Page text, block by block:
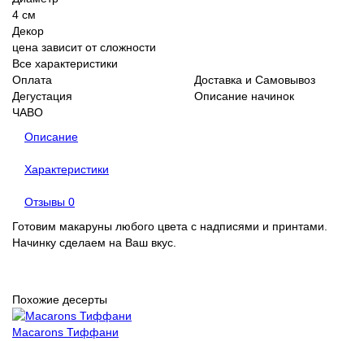
4 см
Декор
цена зависит от сложности
Все характеристики
Оплата
Доставка и Самовывоз
Дегустация
Описание начинок
ЧАВО
Описание
Характеристики
Отзывы 0
Готовим макаруны любого цвета с надписями и принтами.
Начинку сделаем на Ваш вкус.
Похожие десерты
Macarons Тиффани